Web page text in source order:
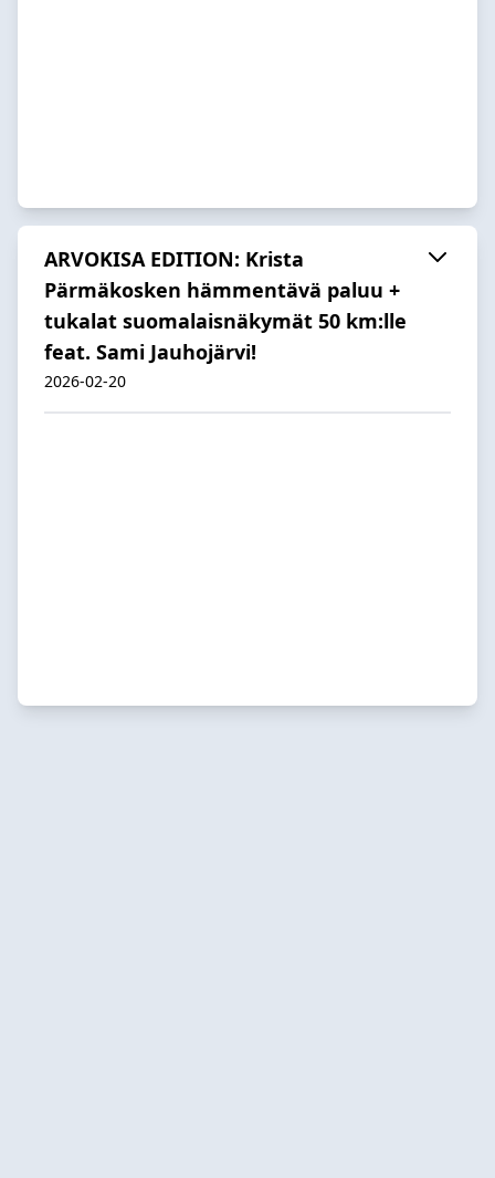
ARVOKISA EDITION: Krista
Pärmäkosken hämmentävä paluu +
tukalat suomalaisnäkymät 50 km:lle
feat. Sami Jauhojärvi!
2026-02-20